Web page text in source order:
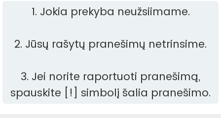
1. Jokia prekyba neužsiimame.
2. Jūsų rašytų pranešimų netrinsime.
3. Jei norite raportuoti pranešimą,
spauskite [!] simbolį šalia pranešimo.